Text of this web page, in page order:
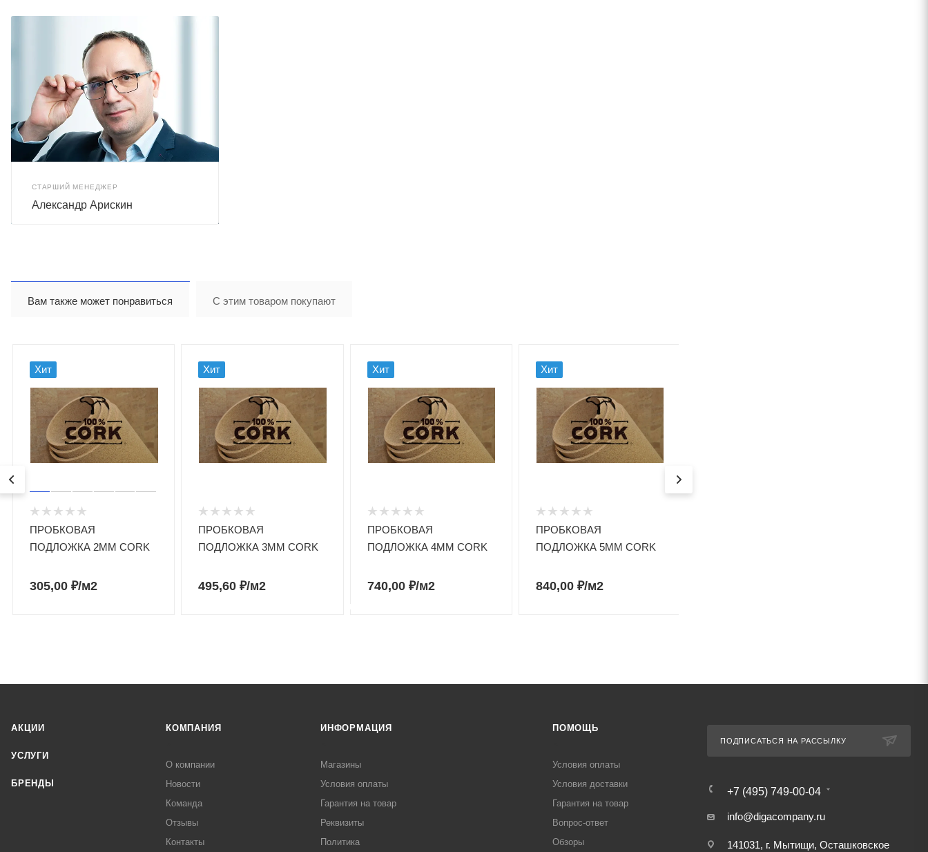
СТАРШИЙ МЕНЕДЖЕР
Александр Арискин
Вам также может понравиться С этим товаром покупают
Хит
ПРОБКОВАЯ
ПОДЛОЖКА 2ММ CORK
305,00 ₽/м2
Хит
ПРОБКОВАЯ
ПОДЛОЖКА 3ММ CORK
495,60₽/м2
Хит
ПРОБКОВАЯ
ПОДЛОЖКА 4ММ CORK
740,00 ₽/м2
Хит
ПРОБКОВАЯ
ПОДЛОЖКА 5ММ CORK
840,00 ₽/м2
АКЦИИ
УСЛУГИ
БРЕНДЫ
КОМПАНИЯ
О компании
Новости
Команда
Отзывы
Контакты
ИНФОРМАЦИЯ
Магазины
Условия оплаты
Гарантия на товар
Реквизиты
Политика
ПОМОЩЬ
Условия оплаты
Условия доставки
Гарантия на товар
Вопрос-ответ
Обзоры
ПОДПИСАТЬСЯ НА РАССЫЛКУ
+7 (495) 749-00-04
info@digacompany.ru
141031, г. Мытищи, Осташковское